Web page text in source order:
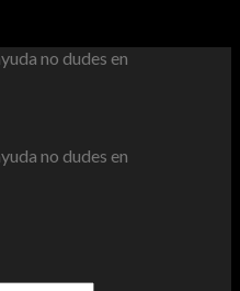
no dudes en
no dudes en